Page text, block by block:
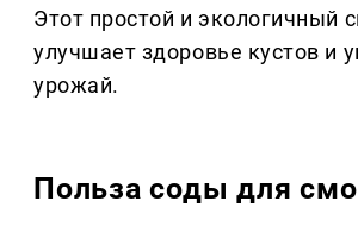
Этот простой и экологичный
улучшает здоровье кустов и
урожай.
Польза соды для